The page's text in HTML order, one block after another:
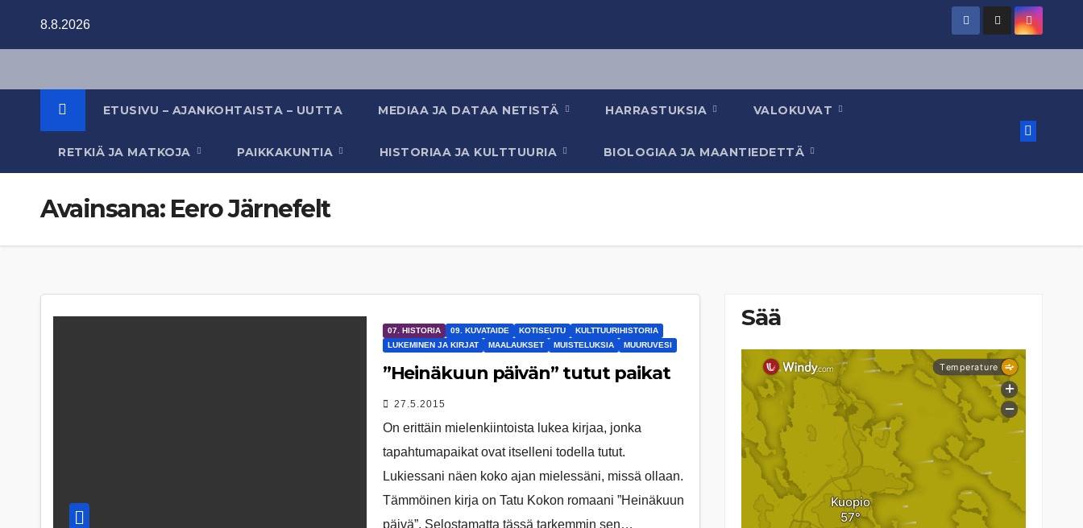
8.8.2026
ETUSIVU – AJANKOHTAISTA – UUTTA MEDIAA JA DATAA NETISTÄ HARRASTUKSIA VALOKUVAT
RETKIÄ JA MATKOJA PAIKKAKUNTIA HISTORIAA JA KULTTUURIA BIOLOGIAA JA MAANTIEDETTÄ
Avainsana: Eero Järnefelt
07. HISTORIA 09. KUVATAIDE KOTISEUTU
KULTTUURIHISTORIA
LUKEMINEN JA KIRJAT
MAALAUKSET MUISTELUKSIA MUURUVESI
”Heinäkuun päivän” tutut paikat
27.5.2015
On erittäin mielenkiintoista lukea kirjaa, jonka
tapahtumapaikat ovat itselleni todella tutut.
Lukiessani näen koko ajan mielessäni, missä ollaan.
Tämmöinen kirja on Tatu Kokon romaani ”Heinäkuun
päivä”. Selostamatta tässä tarkemmin sen…
Sää